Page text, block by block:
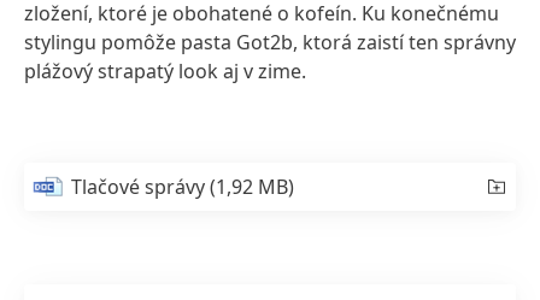
zložení, ktoré je obohatené o kofeín. Ku konečnému
stylingu pomôže pasta Got2b, ktorá zaistí ten správny
plážový strapatý look aj v zime.
Tlačové správy(1,92 MB)